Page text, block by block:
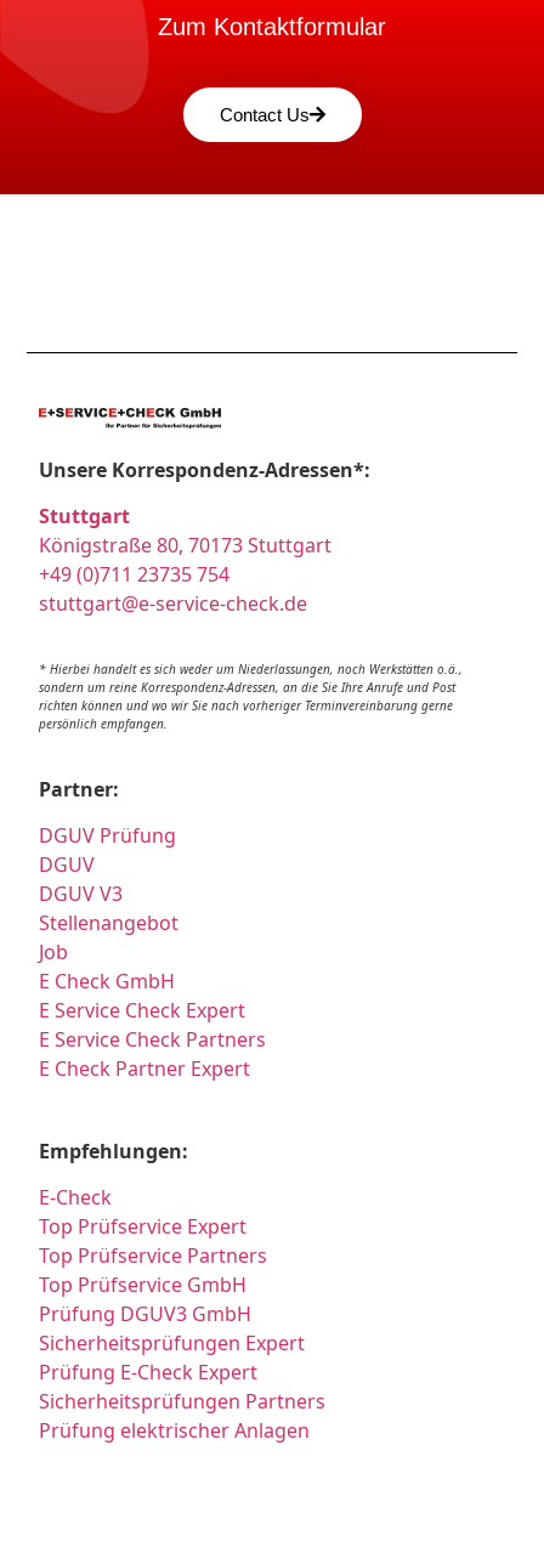
Zum Kontaktformular
Contact Us
Unsere Korrespondenz-Adressen*:
Stuttgart
Königstraße 80, 70173 Stuttgart
+49 (0)711 23735 754
stuttgart@e-service-check.de
* Hierbei handelt es sich weder um Niederlassungen, noch Werkstätten o.ä.,
sondern um reine Korrespondenz-Adressen, an die Sie Ihre Anrufe und Post
richten können und wo wir Sie nach vorheriger Terminvereinbarung gerne
persönlich empfangen.
Partner:
DGUV Prüfung
DGUV
DGUV V3
Stellenangebot
Job
E Check GmbH
E Service Check Expert
E Service Check Partners
E Check Partner Expert
Empfehlungen:
E-Check
Top Prüfservice Expert
Top Prüfservice Partners
Top Prüfservice GmbH
Prüfung DGUV3 GmbH
Sicherheitsprüfungen Expert
Prüfung E-Check Expert
Sicherheitsprüfungen Partners
Prüfung elektrischer Anlagen